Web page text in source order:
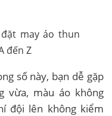
số này, bạn dễ gặp
vừa, màu áo không
đội lên không kiểm